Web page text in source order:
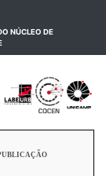
NÚCLEO DE
(current)